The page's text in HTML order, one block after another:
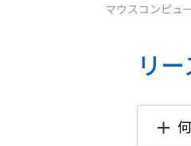
ご利用ガイド
ご購入方法につ
マウスコンピュ
リ